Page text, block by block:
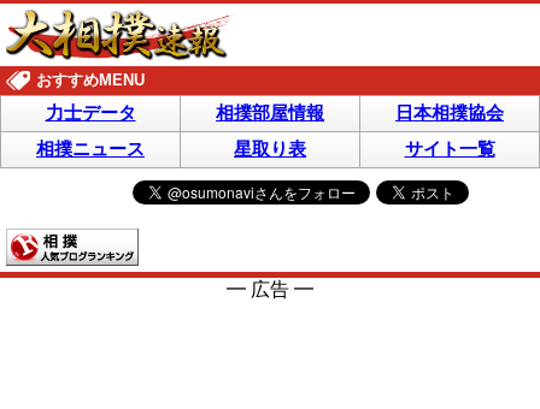
おすすめMENU
力士データ 相撲部屋情報
日本相撲協会
相撲ニュース
星取り表 サイト一覧
━ 広告 ━